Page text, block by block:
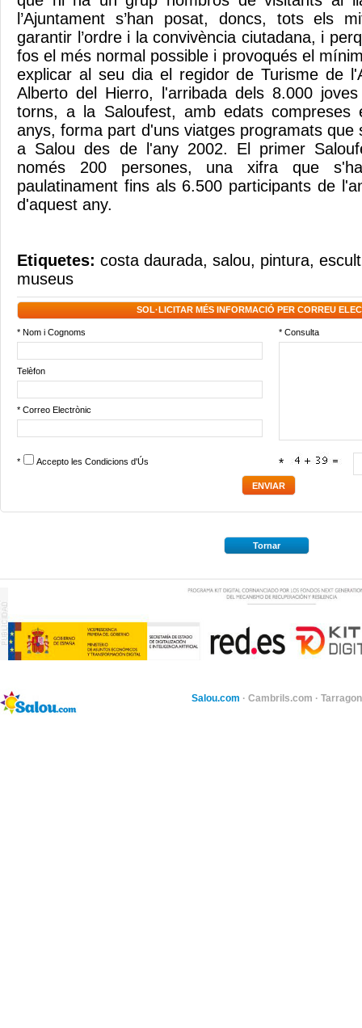
l’Ajuntament s’han posat, doncs, tots els
garantir l’ordre i la convivència ciutadana, i
fos el més normal possible i provoqués el
explicar al seu dia el regidor de Turisme de
Alberto del Hierro, l'arribada dels 8.000
torns, a la Saloufest, amb edats
anys, forma part d'uns viatges programats que
a Salou des de l'any 2002. El primer
només 200 persones, una xifra que
paulatinament fins als 6.500 participants de
d'aquest any.
Etiquetes: costa daurada, salou, pintura,
museus
SOL·LICITAR MÉS INFORMACIÓ PER CORREU
* Nom i Cognoms * Consulta
Telèfon
* Correo Electrònic
* Accepto les Condicions d'Ús *
Tornar
Salou.com · Cambrils.com ·